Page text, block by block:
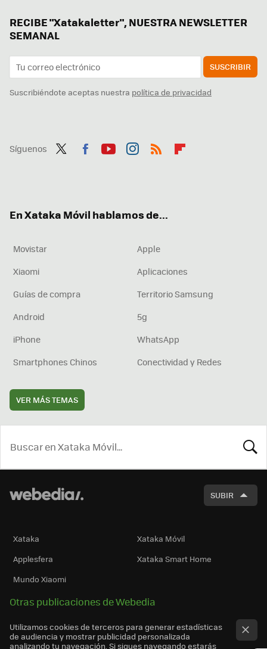
RECIBE "Xatakaletter", NUESTRA NEWSLETTER
SEMANAL
SUSCRIBIR
Suscribiéndote aceptas nuestra política de privacidad
Síguenos
En Xataka Móvil hablamos de...
Movistar
Apple
Xiaomi
Aplicaciones
Guías de compra
Territorio Samsung
Android
5g
iPhone
WhatsApp
Smartphones Chinos
Conectividad y Redes
VER MÁS TEMAS
SUBIR
Xataka
Xataka Móvil
Applesfera
Xataka Smart Home
Mundo Xiaomi
Otras publicaciones de Webedia
Utilizamos cookies de terceros para generar estadísticas
de audiencia y mostrar publicidad personalizada
analizando tu navegación. Si sigues navegando estarás